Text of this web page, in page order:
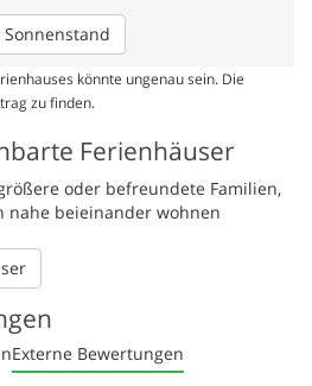
Sonnenstand
könnte ungenau sein. Die
zu finden.
Ferienhäuser
oder befreundete Familien,
nahe beieinander wohnen
Externe Bewertungen